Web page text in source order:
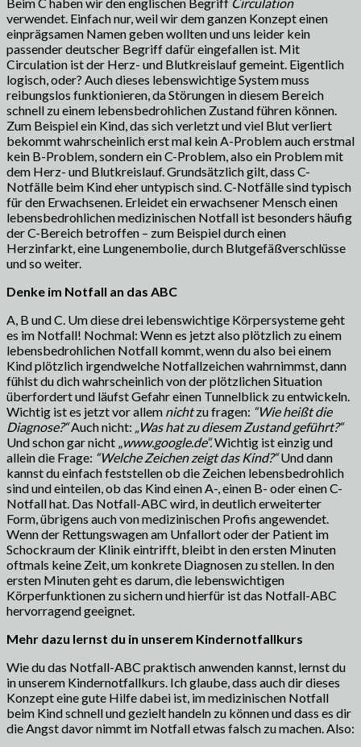
verwendet. Einfach nur, weil wir dem ganzen Konzept einen
einprägsamen Namen geben wollten und uns leider kein
passender deutscher Begriff dafür eingefallen ist. Mit
Circulation ist der Herz- und Blutkreislauf gemeint. Eigentlich
logisch, oder? Auch dieses lebenswichtige System muss
reibungslos funktionieren, da Störungen in diesem Bereich
schnell zu einem lebensbedrohlichen Zustand führen können.
Zum Beispiel ein Kind, das sich verletzt und viel Blut verliert
bekommt wahrscheinlich erst mal kein A-Problem auch erstmal
kein B-Problem, sondern ein C-Problem, also ein Problem mit
dem Herz- und Blutkreislauf. Grundsätzlich gilt, dass C-
Notfälle beim Kind eher untypisch sind. C-Notfälle sind typisch
für den Erwachsenen. Erleidet ein erwachsener Mensch einen
lebensbedrohlichen medizinischen Notfall ist besonders häufig
der C-Bereich betroffen – zum Beispiel durch einen
Herzinfarkt, eine Lungenembolie, durch Blutgefäßverschlüsse
und so weiter.
Denke im Notfall an das ABC
A, B und C. Um diese drei lebenswichtige Körpersysteme geht
es im Notfall! Nochmal: Wenn es jetzt also plötzlich zu einem
lebensbedrohlichen Notfall kommt, wenn du also bei einem
Kind plötzlich irgendwelche Notfallzeichen wahrnimmst, dann
fühlst du dich wahrscheinlich von der plötzlichen Situation
überfordert und läufst Gefahr einen Tunnelblick zu entwickeln.
Wichtig ist es jetzt vor allem nichtzu fragen: “Wie heißt die
Diagnose?“Auch nicht: „Was hat zu diesem Zustand geführt?“
Und schon gar nicht „www.google.de“.Wichtig ist einzig und
allein die Frage: “Welche Zeichen zeigt das Kind?“Und dann
kannst du einfach feststellen ob die Zeichen lebensbedrohlich
sind und einteilen, ob das Kind einen A-, einen B- oder einen C-
Notfall hat. Das Notfall-ABC wird, in deutlich erweiterter
Form, übrigens auch von medizinischen Profis angewendet.
Wenn der Rettungswagen am Unfallort oder der Patient im
Schockraum der Klinik eintrifft, bleibt in den ersten Minuten
oftmals keine Zeit, um konkrete Diagnosen zu stellen. In den
ersten Minuten geht es darum, die lebenswichtigen
Körperfunktionen zu sichern und hierfür ist das Notfall-ABC
hervorragend geeignet.
Mehr dazu lernst du in unserem Kindernotfallkurs
Wie du das Notfall-ABC praktisch anwenden kannst, lernst du
in unserem Kindernotfallkurs. Ich glaube, dass auch dir dieses
Konzept eine gute Hilfe dabei ist, im medizinischen Notfall
beim Kind schnell und gezielt handeln zu können und dass es dir
die Angst davor nimmt im Notfall etwas falsch zu machen. Also: